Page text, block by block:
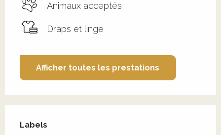
Animaux acceptés
Draps et linge
Afficher toutes les prestations
Labels
Labels